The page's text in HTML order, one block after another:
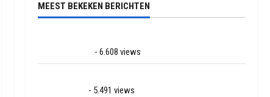
MEEST BEKEKEN BERICHTEN
- 6.608 views
- 5.491 views